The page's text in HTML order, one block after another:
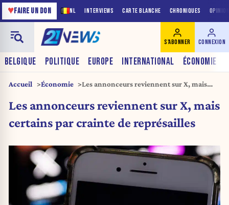
NL INTERVIEWS CARTE BLANCHE CHRONIQUES
♥FAIRE UN DON
BELGIQUE POLITIQUE EUROPE INTERNATIONAL ÉCONOMIE
S'ABONNER CONNEXION
Accueil Économie
Les annonceurs reviennent sur X, mais
Les annonceurs reviennent sur X, mais
certains par crainte de représailles